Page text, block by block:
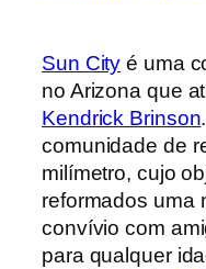
Sun City é uma
no Arizona que
Kendrick Brinson
comunidade de
milímetro, cujo
reformados uma
convívio com
para qualquer